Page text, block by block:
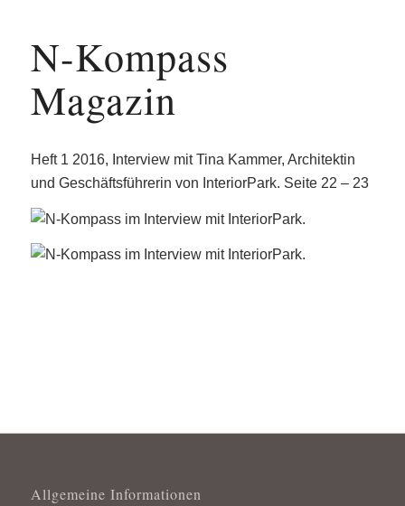
N-Kompass
Magazin
Heft 1 2016, Interview mit Tina Kammer, Architektin
und Geschäftsführerin von InteriorPark. Seite 22 – 23
Allgemeine Informationen